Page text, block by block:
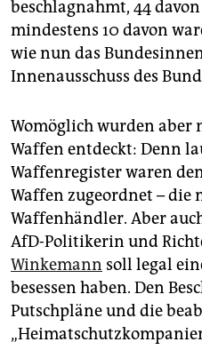
beschlagnahmt, 44
mindestens 10 davon
wie nun das
Innenausschuss des
Womöglich wurden aber
Waffen entdeckt: Denn
Waffenregister waren
Waffen zugeordnet – die
Waffenhändler. Aber
AfD-Politikerin und
Winkemann soll legal
besessen haben. Den
Putschpläne und die